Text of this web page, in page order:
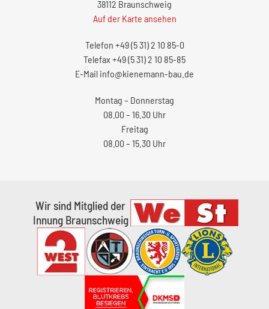
38112 Braunschweig
Auf der Karte ansehen
Telefon +49 (5 31) 2 10 85-0
Telefax +49 (5 31) 2 10 85-85
E-Mail info@kienemann-bau.de
Montag – Donnerstag
08.00 – 16.30 Uhr
Freitag
08.00 – 15.30 Uhr
Wir sind Mitglied der
Innung Braunschweig